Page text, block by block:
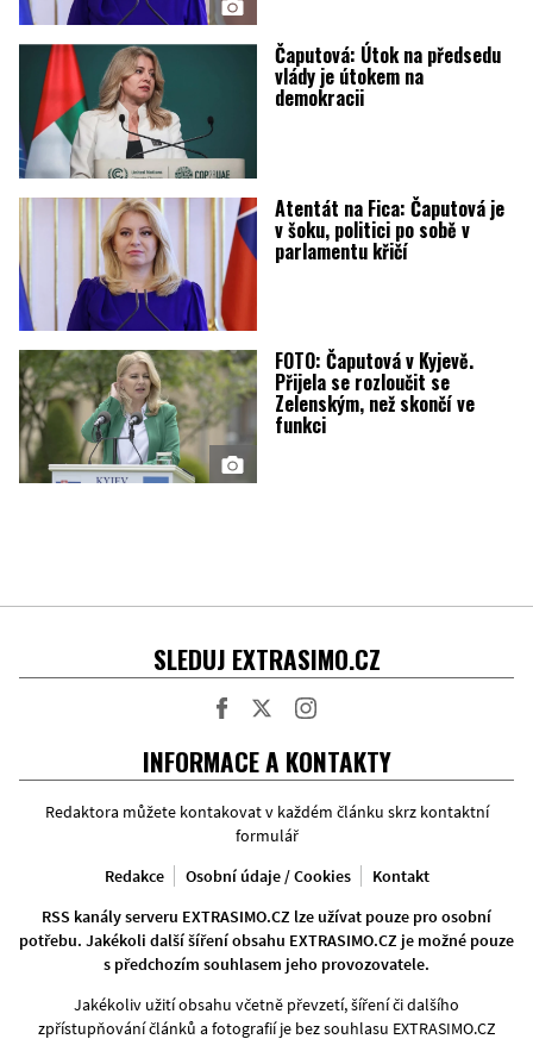
Čaputová: Útok na předsedu
vlády je útokem na
demokracii
Atentát na Fica: Čaputová je
v šoku, politici po sobě v
parlamentu křičí
FOTO: Čaputová v Kyjevě.
Přijela se rozloučit se
Zelenským, než skončí ve
funkci
SLEDUJ EXTRASIMO.CZ
INFORMACE A KONTAKTY
Redaktora můžete kontakovat v každém článku skrz kontaktní
formulář
Redakce
Osobní údaje / Cookies
Kontakt
RSS kanály serveru EXTRASIMO.CZ lze užívat pouze pro osobní
potřebu. Jakékoli další šíření obsahu EXTRASIMO.CZ je možné pouze
s předchozím souhlasem jeho provozovatele.
Jakékoliv užití obsahu včetně převzetí, šíření či dalšího
zpřístupňování článků a fotografií je bez souhlasu EXTRASIMO.CZ